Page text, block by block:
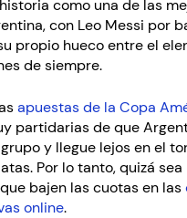
como una de las
con Leo Messi por
propio hueco entre el
de siempre.
apuestas de la Copa
partidarias de que
y llegue lejos en el
Por lo tanto, quizá
bajen las cuotas en las
online.